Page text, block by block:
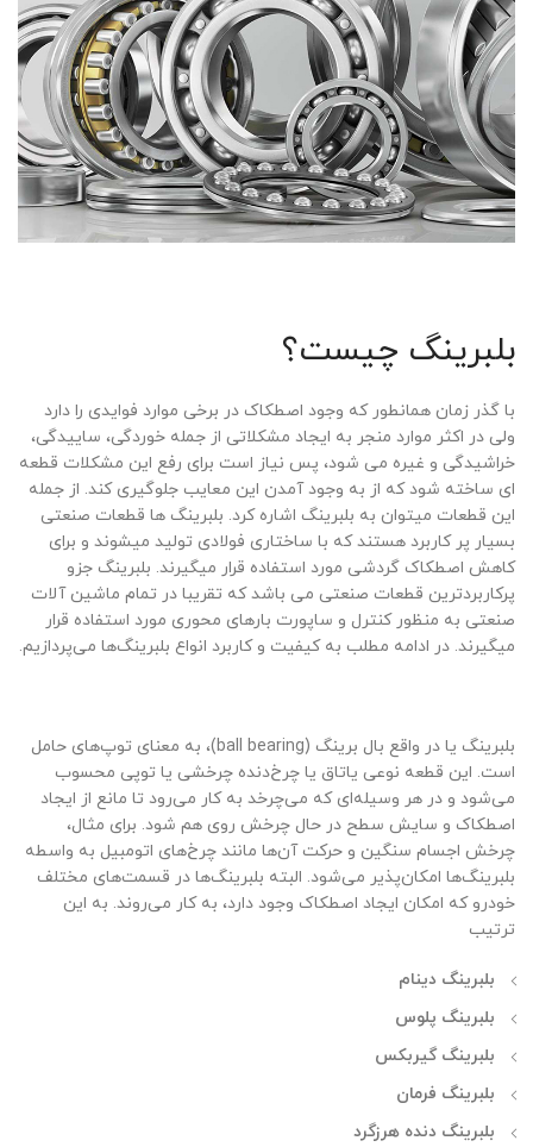
بلبرینگ چیست؟
با گذر زمان همانطور که وجود اصطکاک در برخی موارد فوایدی را دارد
ولی در اکثر موارد منجر به ایجاد مشکلاتی از جمله خوردگی، ساییدگی،
خراشیدگی و غیره می شود، پس نیاز است برای رفع این مشکلات قطعه
ای ساخته شود که از به وجود آمدن این معایب جلوگیری کند. از جمله
این قطعات میتوان به بلبرینگ اشاره کرد. بلبرینگ ها قطعات صنعتی
بسیار پر کاربرد هستند که با ساختاری فولادی تولید میشوند و برای
کاهش اصطکاک گردشی مورد استفاده قرار میگیرند. بلبرینگ جزو
پرکاربردترین قطعات صنعتی می باشد که تقریبا در تمام ماشین آلات
صنعتی به منظور کنترل و ساپورت بارهای محوری مورد استفاده قرار
میگیرند. در ادامه مطلب به کیفیت و کاربرد انواع بلبرینگ‌ها می‌پردازیم.
بلبرینگ یا در واقع بال برینگ (ball bearing)، به معنای توپ‌های حامل
است. این قطعه نوعی یاتاق یا چرخ‌دنده چرخشی یا توپی محسوب
می‌شود و در هر وسیله‌ای که می‌چرخد به کار می‌رود تا مانع از ایجاد
اصطکاک و سایش سطح در حال چرخش روی هم شود. برای مثال،
چرخش اجسام سنگین و حرکت آن‌ها مانند چرخ‌های اتومبیل به واسطه
بلبرینگ‌ها امکان‌پذیر می‌شود. البته بلبرینگ‌ها در قسمت‌های مختلف
خودرو که امکان ایجاد اصطکاک وجود دارد، به کار می‌روند. به این
ترتیب
بلبرینگ دینام
بلبرینگ پلوس
بلبرینگ گیربکس
بلبرینگ فرمان
بلبرینگ دنده هرزگرد